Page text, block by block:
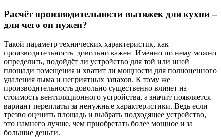
Расчёт производительности вытяжек для кухни –
для чего он нужен?
Такой параметр технических характеристик, как
производительность, довольно важен. Именно по нему можно
определить, подойдёт ли устройство для той или иной
площади помещения и хватит ли мощности для полноценного
удаления дыма и неприятных запахов. К тому же
производительность довольно существенно влияет на
стоимость вентиляционного устройства, а значит появляется
вариант переплаты за ненужные характеристики. Ведь если
трезво оценить площадь и выбрать подходящее устройство,
это намного лучше, чем приобретать более мощное и за
большие деньги.